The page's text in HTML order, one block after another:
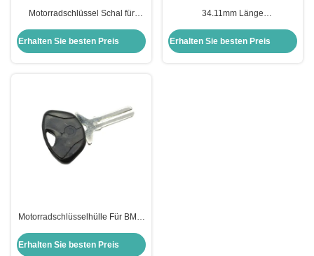
Motorradschlüssel Schal für
Schlüssel für US H-arley
Erhalten Sie besten Preis
34.11mm Länge
Harley-Davidson Keyblade
Erhalten Sie besten Preis
Motorradschlüsselhülle Für BMW
Schlüsselhülle Ersatz
Erhalten Sie besten Preis